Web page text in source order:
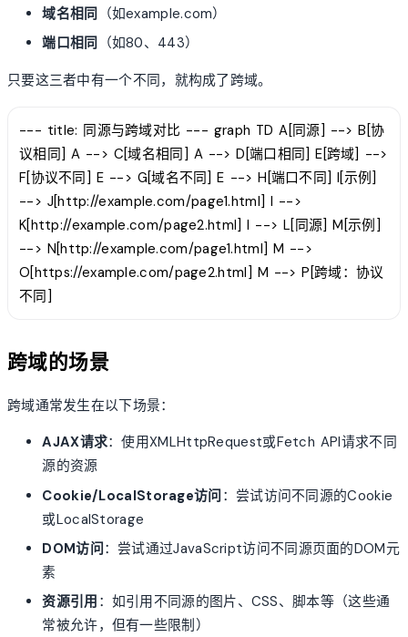
域名相同 （如example.com）
端口相同
（如80、443）
只要这三者中有一个不同，就构成了跨域。
--- title: 同源与跨域对比 --- graph TD A[同源] --> B[协
议相同] A --> C[域名相同] A --> D[端口相同] E[跨域] -->
F[协议不同] E --> G[域名不同] E --> H[端口不同] I[示例]
--> J[http://example.com/page1.html] I -->
K[http://example.com/page2.html] I --> L[同源] M[示例]
--> N[http://example.com/page1.html] M -->
O[https://example.com/page2.html] M --> P[跨域：协议
不同]
跨域的场景
跨域通常发生在以下场景：
AJAX请求：使用XMLHttpRequest或Fetch API请求不同
源的资源
Cookie/LocalStorage访问 ：尝试访问不同源的Cookie
或LocalStorage
DOM访问 ：尝试通过JavaScript访问不同源页面的DOM元
素
资源引用 ：如引用不同源的图片、CSS、脚本等（这些通
常被允许，但有一些限制）